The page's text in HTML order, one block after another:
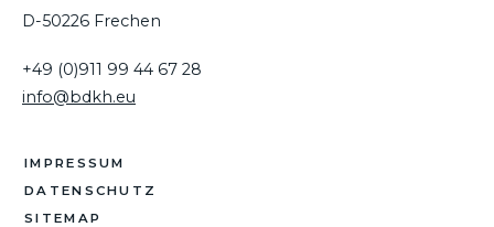
D-50226 Frechen
+49 (0)911 99 44 67 28
info@bdkh.eu
IMPRESSUM
DATENSCHUTZ
SITEMAP